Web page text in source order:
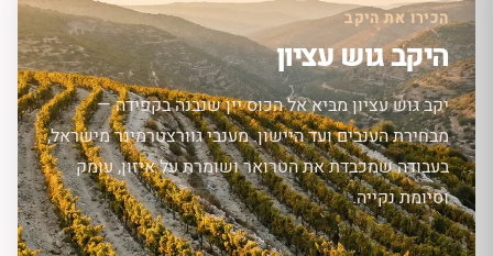
הכירו את היקב
היקב גוש עציון
יקב גוש עציון מביא אל הכוס יין שנבנה בקפידה —
מבחירת הענבים ועד היישון. מענבי גוורצטרמינר מישראל,
בעבודה שמכבדת את הטרואר ושומרת על איזון, עומק
וסיומת נקייה.